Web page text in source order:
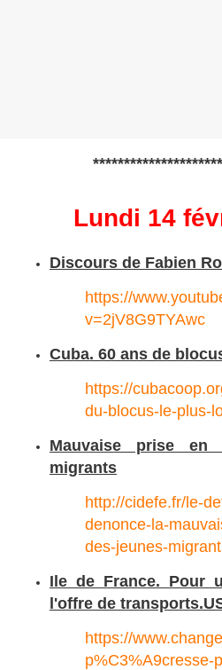
Lundi 14
Discours de Fabien
https://
v=2jV8G9TYAwc
Cuba. 60 ans de
https://
du-blocus-le-plus-
Mauvaise prise en
migrants
http://cidefe.fr/le-
denonce-la-
des-jeunes-
Ile de France. Pour
l'offre de
https://
p%C3%A9cresse-